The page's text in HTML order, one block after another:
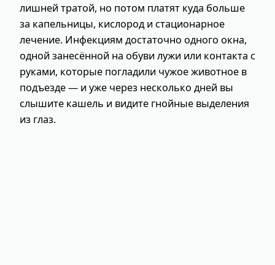
лишней тратой, но потом платят куда больше
за капельницы, кислород и стационарное
лечение. Инфекциям достаточно одного окна,
одной занесённой на обуви лужи или контакта с
руками, которые погладили чужое животное в
подъезде — и уже через несколько дней вы
слышите кашель и видите гнойные выделения
из глаз.